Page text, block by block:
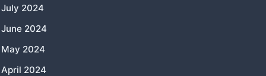
July 2024
June 2024
May 2024
April 2024